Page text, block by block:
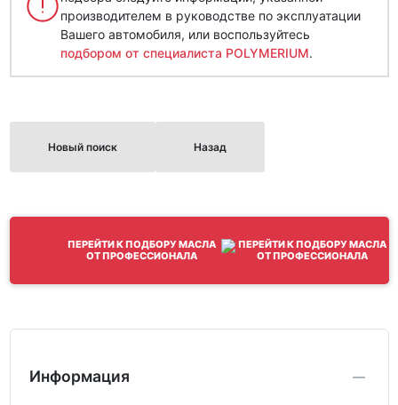
производителем в руководстве по эксплуатации
Вашего автомобиля, или воспользуйтесь
подбором от специалиста POLYMERIUM.
Новый поиск Назад
ПЕРЕЙТИ К ПОДБОРУ МАСЛА
ОТ ПРОФЕССИОНАЛА
Информация